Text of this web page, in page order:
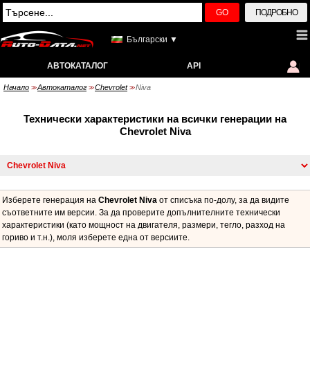
GO ПОДРОБНО
Български ▼
АВТОКАТАЛОГ API
Начало >> Автокаталог >> Chevrolet >> Niva
Технически характеристики на всички генерации на
Chevrolet Niva
Изберете генерация на Chevrolet Niva от списъка по-долу, за да видите
съответните им версии. За да проверите допълнителните технически
характеристики (като мощност на двигателя, размери, тегло, разход на
гориво и т.н.), моля изберете една от версиите.